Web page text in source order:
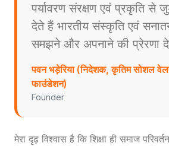
पर्यावरण संरक्षण एवं प्रकृति से
देते हैं भारतीय संस्कृति एवं
समझने और अपनाने की प्रेरणा
पवन भड़ेरिया (निदेशक, कृतिम सोशल
फाउंडेशन)
Founder
मेरा दृढ़ विश्वास है कि शिक्षा ही समाज